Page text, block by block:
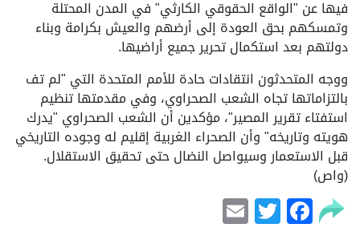
فيها عن "الواقع الحقوقي الكارثي" في المدن المحتلة
وتمسكهم بحق العودة إلى أرضهم والعيش بكرامة وبناء
دولتهم بعد استكمال تحرير جميع أراضيها.
ووجه المتحدثون انتقادات حادة للأمم المتحدة التي "لم تف
بالتزاماتها تجاه الشعب الصحراوي، وفي مقدمتها تنظيم
استفتاء تقرير المصير"، مؤكدين أن الشعب الصحراوي "يدرك
هويته وتاريخه" وأن الصحراء الغربية إقليم له وجوده التاريخي
قبل الاستعمار وسيواصل النضال حتى تحقيق الاستقلال.
(واص)
Facebook
Twitter